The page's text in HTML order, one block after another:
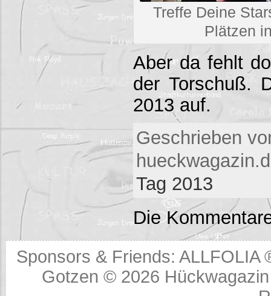
Treffe Deine
Plätzen
Aber da fehlt
der Torschuß.
2013 auf.
Geschrieben
Tag 2013
Die
Sponsors & Friends:ALLFOLIA
Gotzen © 2026